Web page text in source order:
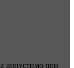
допустимо при